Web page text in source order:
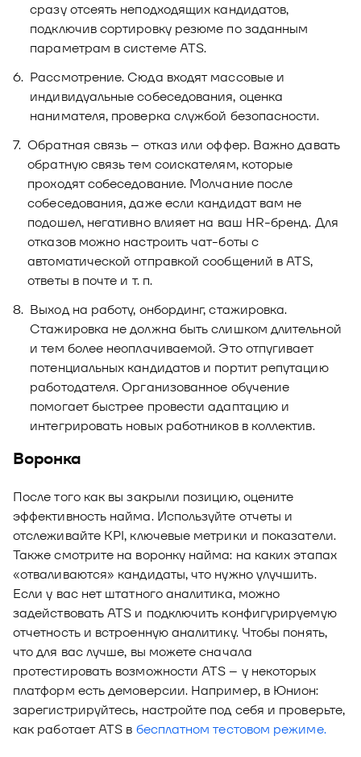
сразу отсеять неподходящих кандидатов,
подключив сортировку резюме по заданным
параметрам в системе ATS.
Рассмотрение. Сюда входят массовые и
индивидуальные собеседования, оценка
нанимателя, проверка службой безопасности.
Обратная связь – отказ или оффер. Важно давать
обратную связь тем соискателям, которые
проходят собеседование. Молчание после
собеседования, даже если кандидат вам не
подошел, негативно влияет на ваш HR-бренд. Для
отказов можно настроить чат-боты с
автоматической отправкой сообщений в ATS,
ответы в почте и т. п.
Выход на работу, онбординг, стажировка.
Стажировка не должна быть слишком длительной
и тем более неоплачиваемой. Это отпугивает
потенциальных кандидатов и портит репутацию
работодателя. Организованное обучение
помогает быстрее провести адаптацию и
интегрировать новых работников в коллектив.
Воронка
После того как вы закрыли позицию, оцените
эффективность найма. Используйте отчеты и
отслеживайте KPI, ключевые метрики и показатели.
Также смотрите на воронку найма: на каких этапах
«отваливаются» кандидаты, что нужно улучшить.
Если у вас нет штатного аналитика, можно
задействовать ATS и подключить конфигурируемую
отчетность и встроенную аналитику. Чтобы понять,
что для вас лучше, вы можете сначала
протестировать возможности ATS – у некоторых
платформ есть демоверсии. Например, в Юнион:
зарегистрируйтесь, настройте под себя и проверьте,
как работает ATS в бесплатном тестовом режиме.